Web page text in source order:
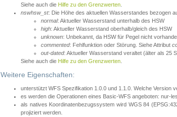
Siehe auch die Hilfe zu den Grenzwerten
nswhsw_st: Die Höhe des aktuellen Wasserstandes bezogen
normal: Aktueller Wasserstand unterhalb des HSW
high: Aktueller Wasserstand oberhalb/gleich des HSW
unknown: Unbekannt, da HSW für Pegel nicht
commented: Fehlfunktion oder Störung. Siehe Attribut
out-dated: Aktueller Wasserstand veraltet (älter als 25
Siehe auch die Hilfe zu den Grenzwerten
Weitere Eigenschaften:
unterstützt WFS Spezifikation 1.0.0 und 1.1.0. Welche Version
es werden die Operationen eines Basic-WFS angeboten: nur-
als natives Koordinatenbezugssystem wird WGS 84
projiziert werden.